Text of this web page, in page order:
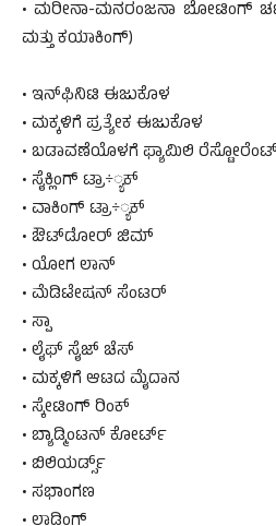
• ಮರೀನಾ-ಮನರಂಜನಾ ಬೋಟಿಂಗ್
ಮತ್ತು ಕಯಾಕಿಂಗ್)
• ಇನ್‌ಫಿನಿಟಿ ಈಜುಕೊಳ
• ಮಕ್ಕಳಿಗೆ ಪ್ರತ್ಯೇಕ ಈಜುಕೊಳ
• ಬಡಾವಣೆಯೊಳಗೆ ಫ್ಯಾಮಿಲಿ ರೆಸ್ಟೋರೆಂಟ್
• ಸೈಕ್ಲಿಂಗ್ ಟ್ರಾ÷್ಯಕ್
• ವಾಕಿಂಗ್ ಟ್ರಾ÷್ಯಕ್
• ಔಟ್‌ಡೋರ್ ಜಿಮ್
• ಯೋಗ ಲಾನ್
• ಮೆಡಿಟೇಷನ್ ಸೆಂಟರ್
• ಸ್ಪಾ
• ಲೈಫ್ ಸೈಜ್ ಚೆಸ್
• ಮಕ್ಕಳಿಗೆ ಆಟದ ಮೈದಾನ
• ಸ್ಕೇಟಿಂಗ್ ರಿಂಕ್
• ಬ್ಯಾಡ್ಮಿಂಟನ್ ಕೋರ್ಟ್
• ಬಿಲಿಯರ್ಡ್ಸ್
• ಸಭಾಂಗಣ